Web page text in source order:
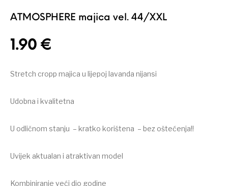
ATMOSPHERE majica vel. 44/XXL
1.90€
Stretch cropp majica u lijepoj lavanda nijansi
Udobna i kvalitetna
U odličnom stanju – kratko korištena – bez oštećenja!!
Uvijek aktualan i atraktivan model
Kombiniranje veći dio godine